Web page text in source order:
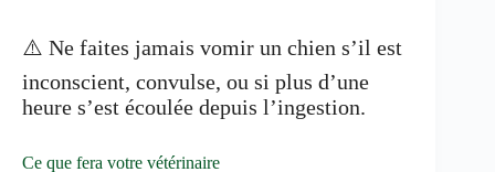
⚠️ Ne faites jamais vomir un chien s’il est
inconscient, convulse, ou si plus d’une
heure s’est écoulée depuis l’ingestion.
Ce que fera votre vétérinaire